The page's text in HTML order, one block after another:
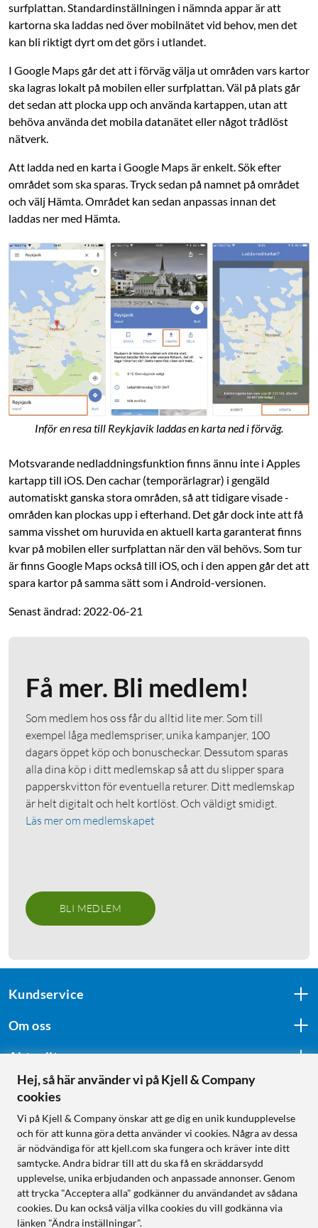
surfplattan. Standardinställningen i nämnda appar är att
kartorna ska laddas ned över mobilnätet vid behov, men det
kan bli riktigt dyrt om det görs i utlandet.
I Google Maps går det att i förväg välja ut områden vars kartor
ska lagras lokalt på mobilen eller surfplattan. Väl på plats går
det sedan att plocka upp och använda kartappen, utan att
behöva använda det ­mobila datanätet eller något trådlöst
nätverk.
Att ladda ned en karta i Google Maps är enkelt. Sök efter
området som ska sparas. Tryck sedan på namnet på området
och välj Hämta. Området kan sedan anpassas innan det
laddas ner med Hämta.
Inför en resa till Reykjavik laddas en karta ned i förväg.
Motsvarande nedladdningsfunktion finns ännu inte i Apples
kartapp till iOS. Den cachar (temporärlagrar) i gengäld
automatiskt ganska stora områden, så att tidigare visade ­
områden kan plockas upp i efterhand. Det går dock inte att få
samma visshet om huruvida en aktuell karta garanterat finns
kvar på mobilen eller surf­plattan när den väl behövs. Som tur
är finns Google Maps också till iOS, och i den appen går det att
spara kartor på samma sätt som i Android-versionen.
Senast ändrad: 2022-06-21
Få mer. Bli medlem!
Som medlem hos oss får du alltid lite mer. Som till
exempel låga medlemspriser, unika kampanjer, 100
dagars öppet köp och bonuscheckar. Dessutom sparas
alla dina köp i ditt medlemskap så att du slipper spara
papperskvitton för eventuella returer. Ditt medlemskap
är helt digitalt och helt kortlöst. Och väldigt smidigt.
Läs mer om medlemskapet
BLI MEDLEM
Kundservice
Om oss
Aktuellt
Följ oss
Handla från:
Sverige
Norge
Hej, så här använder vi på Kjell & Company
cookies
Vi på Kjell & Company önskar att ge dig en unik kundupplevelse
och för att kunna göra detta använder vi cookies. Några av dessa
är nödvändiga för att kjell.com ska fungera och kräver inte ditt
samtycke. Andra bidrar till att du ska få en skräddarsydd
upplevelse, unika erbjudanden och anpassade annonser. Genom
att trycka "Acceptera alla" godkänner du användandet av sådana
cookies. Du kan också välja vilka cookies du vill godkänna via
länken "Ändra inställningar".